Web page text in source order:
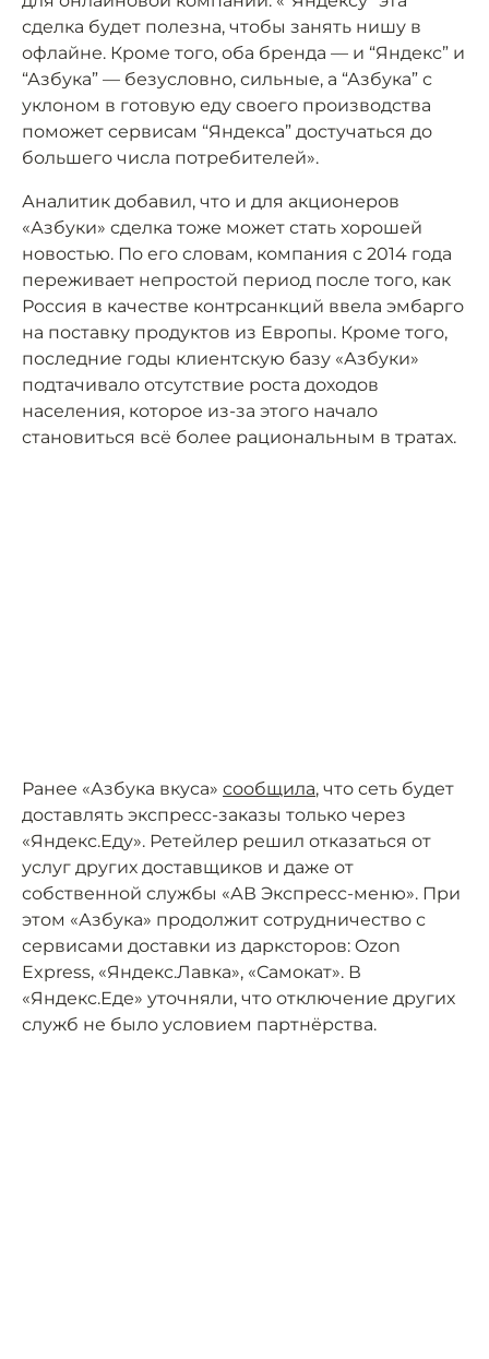
сделка будет полезна, чтобы занять нишу в
офлайне. Кроме того, оба бренда — и “Яндекс” и
“Азбука” — безусловно, сильные, а “Азбука” с
уклоном в готовую еду своего производства
поможет сервисам “Яндекса” достучаться до
большего числа потребителей».
Аналитик добавил, что и для акционеров
«Азбуки» сделка тоже может стать хорошей
новостью. По его словам, компания с 2014 года
переживает непростой период после того, как
Россия в качестве контрсанкций ввела эмбарго
на поставку продуктов из Европы. Кроме того,
последние годы клиентскую базу «Азбуки»
подтачивало отсутствие роста доходов
населения, которое из-за этого начало
становиться всё более рациональным в тратах.
Ранее «Азбука вкуса» сообщила, что сеть будет
доставлять экспресс-заказы только через
«Яндекс.Еду». Ретейлер решил отказаться от
услуг других доставщиков и даже от
собственной службы «АВ Экспресс-меню». При
этом «Азбука» продолжит сотрудничество с
сервисами доставки из дарксторов: Ozon
Express, «Яндекс.Лавка», «Самокат». В
«Яндекс.Еде» уточняли, что отключение других
служб не было условием партнёрства.